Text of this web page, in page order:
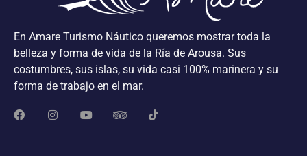
En Amare Turismo Náutico queremos mostrar toda la
belleza y forma de vida de la Ría de Arousa. Sus
costumbres, sus islas, su vida casi 100% marinera y su
forma de trabajo en el mar.